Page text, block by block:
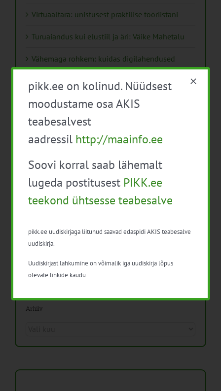
Virtuaaltara: unistusest praktilise tööriistani
Turuaiandus kui elustiil ja äri: Väike Mahetalu
Vähemaga rohkem: kuidas digilahendused
aitavad põllumajanduses kasumlikkust
kasvatada
Kips, kiud või struktuurlubi – Soomes avaldati
uus juhend mulla parandamisest
Käsiraamat „Erksad võrgustikud“ innovatsiooni
ESEE 2025 esitas pilgu “hea põllumehe”
kuvandile ja nõustaja rollile
Isikukaitsevahendid ja ohutusnõuded
Mida näitavad toiduohutuse seirearuanded
Arhiiv
pikk.ee on kolinud. Nüüdsest
moodustame osa AKIS
teabesalvest
aadressil http://maainfo.ee
Soovi korral saab lähemalt
lugeda postitusest PIKK.ee
teekond ühtsesse teabesalve
pikk.ee uudiskirjaga liitunud saavad edaspidi AKIS teabesalve
uudiskirja.
Uudiskirjast lahkumine on võimalik iga uudiskirja lõpus
olevate linkide kaudu.